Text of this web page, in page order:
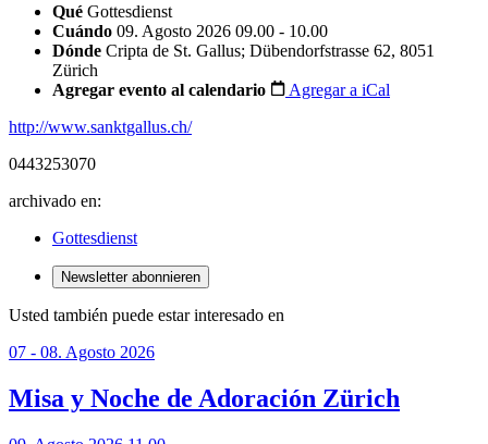
Qué Gottesdienst
Cuándo 09. Agosto 2026 09.00 - 10.00
Dónde Cripta de St. Gallus; Dübendorfstrasse 62, 8051
Zürich
Agregar evento al calendario
Agregar a iCal
http://www.sanktgallus.ch/
0443253070
archivado en:
Gottesdienst
Newsletter abonnieren
Usted también puede estar interesado en
07 - 08. Agosto 2026
Misa y Noche de Adoración Zürich